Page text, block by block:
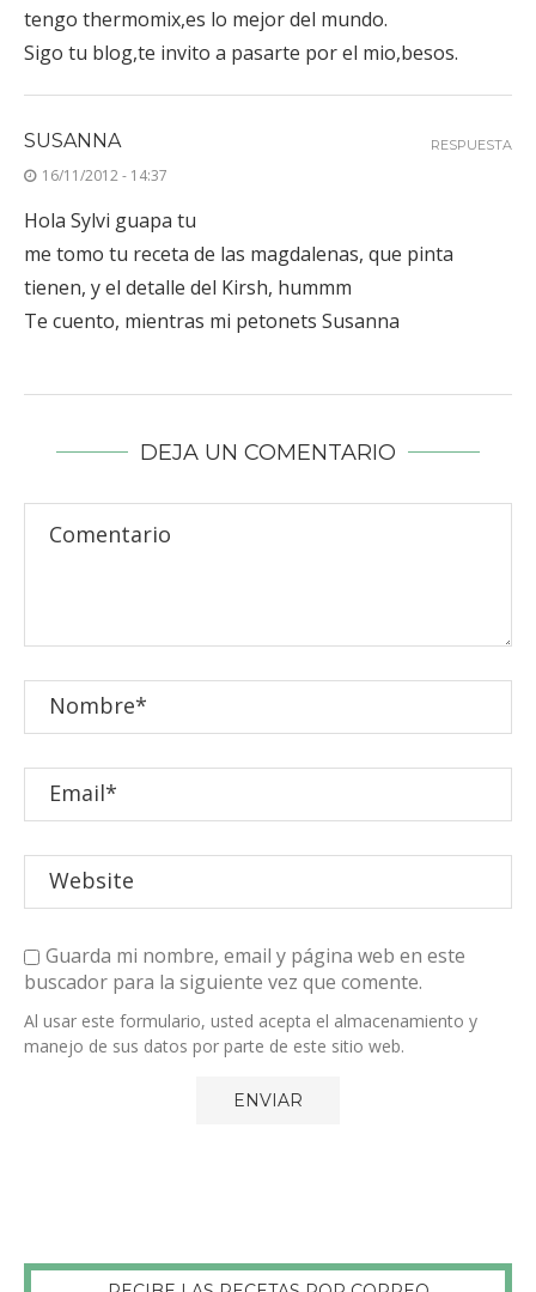
tengo thermomix,es lo mejor del mundo.
Sigo tu blog,te invito a pasarte por el mio,besos.
SUSANNA
16/11/2012 - 14:37
Hola Sylvi guapa tu
me tomo tu receta de las magdalenas, que pinta
tienen, y el detalle del Kirsh, hummm
Te cuento, mientras mi petonets Susanna
RESPUESTA
DEJA UN COMENTARIO
Guarda mi nombre, email y página web en este
buscador para la siguiente vez que comente.
Al usar este formulario, usted acepta el almacenamiento y
manejo de sus datos por parte de este sitio web.